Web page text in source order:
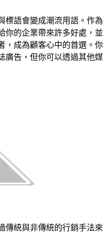
標語會變成潮流用語。作為
你的企業帶來許多好處，並
，成為顧客心中的首選。你
廣告，但你可以透過其他媒
傳統與非傳統的行銷手法來